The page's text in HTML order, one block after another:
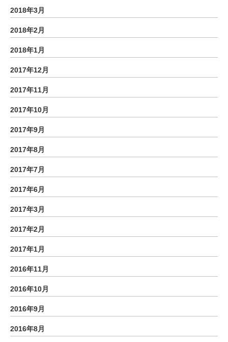
2018年3月
2018年2月
2018年1月
2017年12月
2017年11月
2017年10月
2017年9月
2017年8月
2017年7月
2017年6月
2017年3月
2017年2月
2017年1月
2016年11月
2016年10月
2016年9月
2016年8月